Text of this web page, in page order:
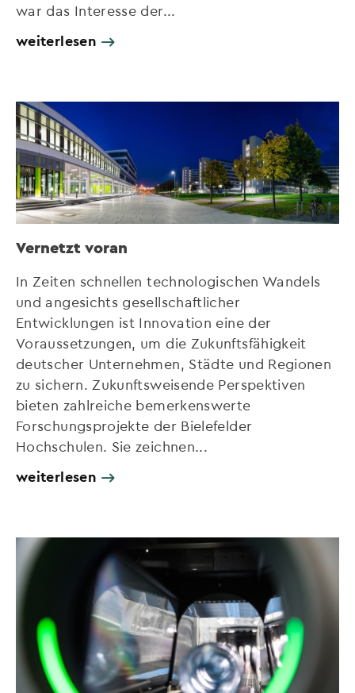
war das Interesse der...
weiterlesen
Vernetzt voran
In Zeiten schnellen technologischen Wandels
und angesichts gesellschaftlicher
Entwicklungen ist Innovation eine der
Voraussetzungen, um die Zukunftsfähigkeit
deutscher Unternehmen, Städte und Regionen
zu sichern. Zukunftsweisende Perspektiven
bieten zahlreiche bemerkenswerte
Forschungsprojekte der Bielefelder
Hochschulen. Sie zeichnen...
weiterlesen